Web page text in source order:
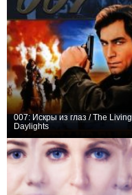
007: Искры из глаз / The Living
Daylights